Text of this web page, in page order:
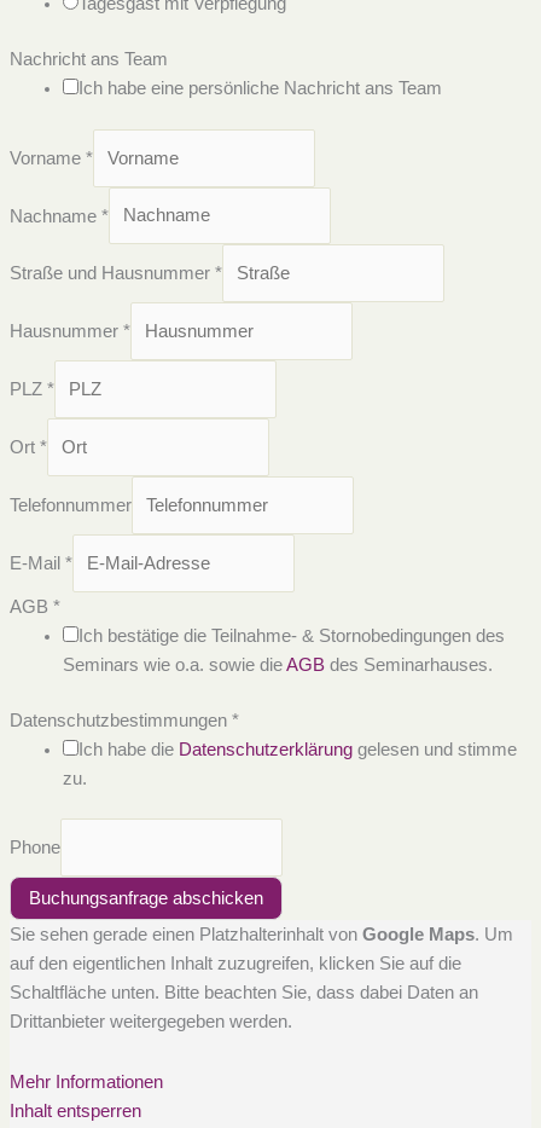
Nachricht ans Team
Ich habe eine persönliche Nachricht ans Team
Vorname *
Nachname *
Straße und Hausnummer *
Hausnummer *
PLZ *
Ort *
Telefonnummer
E-Mail *
AGB *
Ich bestätige die Teilnahme- & Stornobedingungen des
Seminars wie o.a. sowie dieAGBdes Seminarhauses.
Datenschutzbestimmungen *
Ich habe die Datenschutzerklärunggelesen und stimme
zu.
Phone
Buchungsanfrage abschicken
Sie sehen gerade einen Platzhalterinhalt von Google Maps. Um
auf den eigentlichen Inhalt zuzugreifen, klicken Sie auf die
Schaltfläche unten. Bitte beachten Sie, dass dabei Daten an
Drittanbieter weitergegeben werden.
Mehr Informationen
Inhalt entsperren